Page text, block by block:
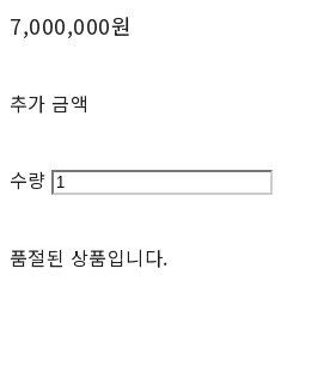
7,000,000원
추가 금액
수량
품절된 상품입니다.